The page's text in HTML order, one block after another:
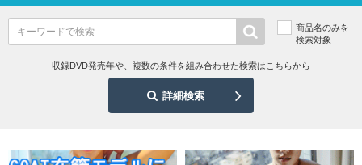
商品名のみを
検索対象
収録DVD発売年や、複数の条件を組み合わせた検索はこちらから
詳細検索